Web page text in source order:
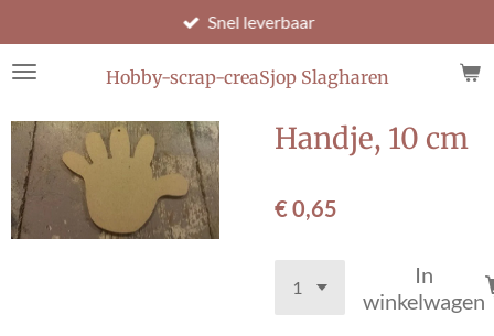
direct
naar
hoofdinhoud
Hobby-scrap-creaSjop Slagharen
Snel leverbaar
Handje, 10 cm
€ 0,65
In
winkelwagen